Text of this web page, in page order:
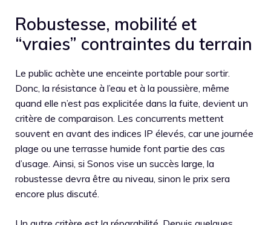
Robustesse, mobilité et
“vraies” contraintes du terrain
Le public achète une enceinte portable pour sortir.
Donc, la résistance à l’eau et à la poussière, même
quand elle n’est pas explicitée dans la fuite, devient un
critère de comparaison. Les concurrents mettent
souvent en avant des indices IP élevés, car une journée
plage ou une terrasse humide font partie des cas
d’usage. Ainsi, si Sonos vise un succès large, la
robustesse devra être au niveau, sinon le prix sera
encore plus discuté.